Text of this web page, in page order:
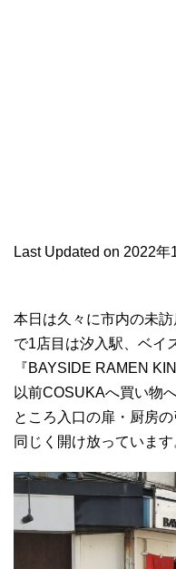
Last Updated on 2022年
本日は久々に市内の未
で1店目は汐入駅、ベイ
『BAYSIDE RAMEN
以前COSUKAへ買い物
ところ入口の扉・厨房
同じく開け放っています